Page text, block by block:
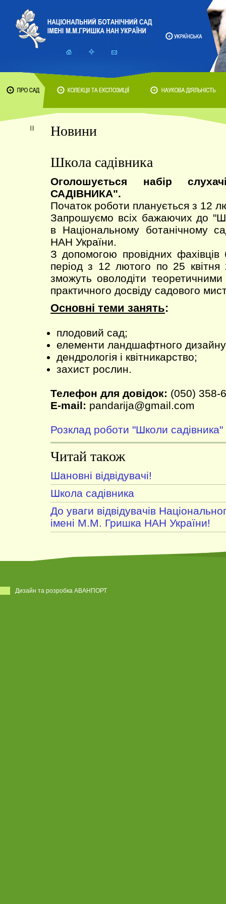
Новини
Школа садівника
Оголошується набір
САДІВНИКА".
Початок роботи планується з 12
Запрошуємо всіх бажаючих до
в Національному ботанічному
НАН України.
З допомогою провідних фахівців
період з 12 лютого по 25
зможуть оволодіти
практичного досвіду садового
Основні теми занять:
плодовий сад;
елементи ландшафтного
дендрологія і квітникарство;
захист рослин.
Телефон для довідок: (050) 358-
E-mail: pandarija@gmail.com
Розклад роботи "Школи садівника"
Читай також
Шановні відвідувачі!
Школа садівника
До уваги відвідувачів
імені М.М. Гришка НАН України!
Дизайн та розробка АВАНПОРТ